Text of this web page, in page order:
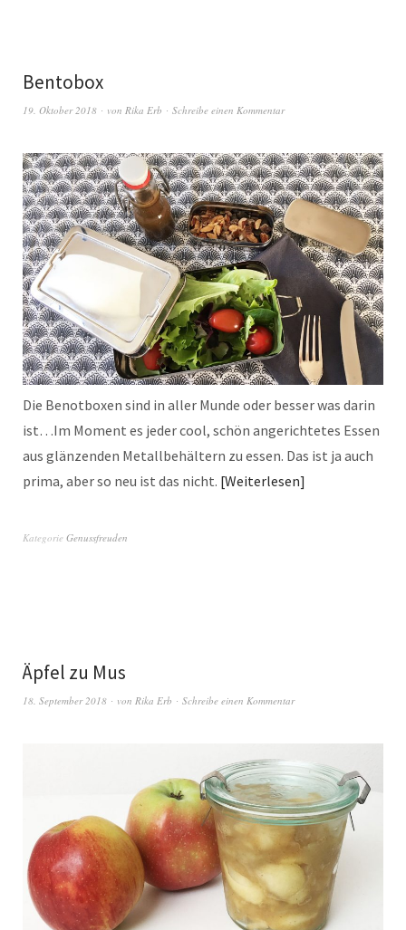
Bentobox
19. Oktober 2018 von Rika Erb Schreibe einen Kommentar
Die Benotboxen sind in aller Munde oder besser was darin
ist…Im Moment es jeder cool, schön angerichtetes Essen
aus glänzenden Metallbehältern zu essen. Das ist ja auch
prima, aber so neu ist das nicht. Weiterlesen
Kategorie Genussfreuden
Äpfel zu Mus
18. September 2018 von Rika Erb Schreibe einen Kommentar